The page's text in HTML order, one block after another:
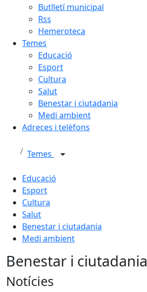
Butlletí municipal
Rss
Hemeroteca
Temes
Educació
Esport
Cultura
Salut
Benestar i ciutadania
Medi ambient
Adreces i telèfons
Temes
Educació
Esport
Cultura
Salut
Benestar i ciutadania
Medi ambient
Benestar i ciutadania
Notícies